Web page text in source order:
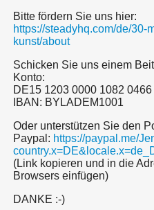
Bitte fördern Sie uns hier:
https://steadyhq.com/de/30-
kunst/about
Schicken Sie uns einem
Konto:
DE15 1203 0000 1082 0466
IBAN: BYLADEM1001
Oder unterstützen Sie den
Paypal: https://paypal.me/
(Link kopieren und in die
Browsers einfügen)
DANKE :-)